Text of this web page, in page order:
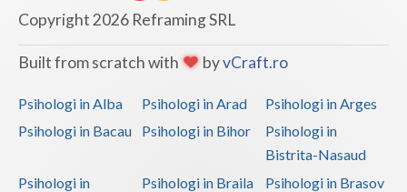
Copyright 2026 Reframing SRL
Built from scratch with byvCraft.ro
Psihologi in Alba Psihologi in Arad
Psihologi in Arges
Psihologi in Bacau
Psihologi in Bihor
Psihologi in
Bistrita-Nasaud
Psihologi in
Psihologi in Braila
Psihologi in Brasov